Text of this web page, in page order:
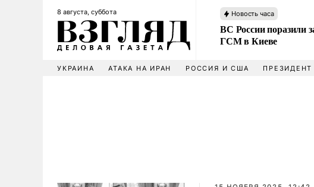
8 августа, суббота Новость часа
ВС России поразили
ГСМ в Киеве
УКРАИНА АТАКА НА ИРАН РОССИЯ И США